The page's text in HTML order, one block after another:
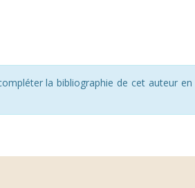
la bibliographie de cet auteur en